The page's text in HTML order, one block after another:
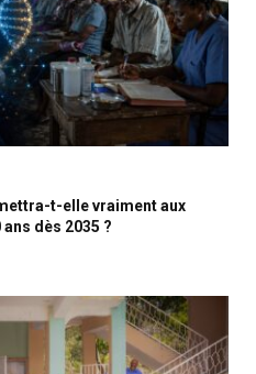
t-elle vraiment aux
dès 2035 ?